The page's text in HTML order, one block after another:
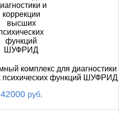
комплекс для диагностики
психических функций ШУФРИД
42000 руб.